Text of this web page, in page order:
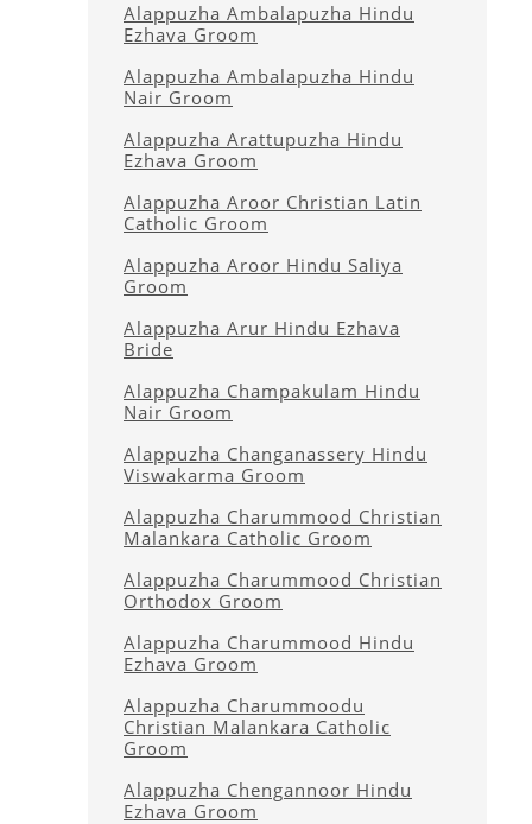
Alappuzha Ambalapuzha Hindu
Ezhava Groom
Alappuzha Ambalapuzha Hindu
Nair Groom
Alappuzha Arattupuzha Hindu
Ezhava Groom
Alappuzha Aroor Christian Latin
Catholic Groom
Alappuzha Aroor Hindu Saliya
Groom
Alappuzha Arur Hindu Ezhava
Bride
Alappuzha Champakulam Hindu
Nair Groom
Alappuzha Changanassery Hindu
Viswakarma Groom
Alappuzha Charummood Christian
Malankara Catholic Groom
Alappuzha Charummood Christian
Orthodox Groom
Alappuzha Charummood Hindu
Ezhava Groom
Alappuzha Charummoodu
Christian Malankara Catholic
Groom
Alappuzha Chengannoor Hindu
Ezhava Groom